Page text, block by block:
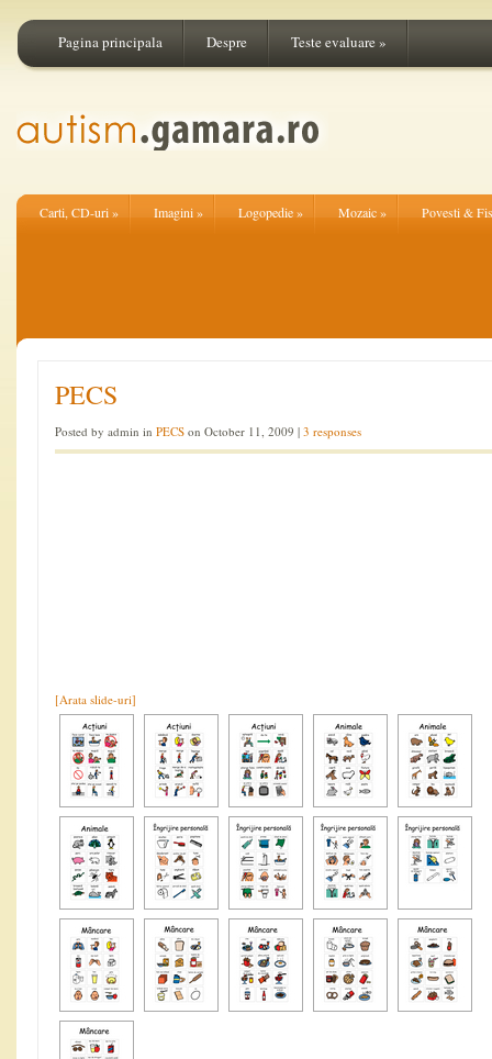
Pagina principala Despre Teste evaluare»
Carti, CD-uri» Imagini» Logopedie» Mozaic» Povesti &
PECS
Posted by admin in PECS on October 11, 2009 | 3 responses
[Arata slide-uri]